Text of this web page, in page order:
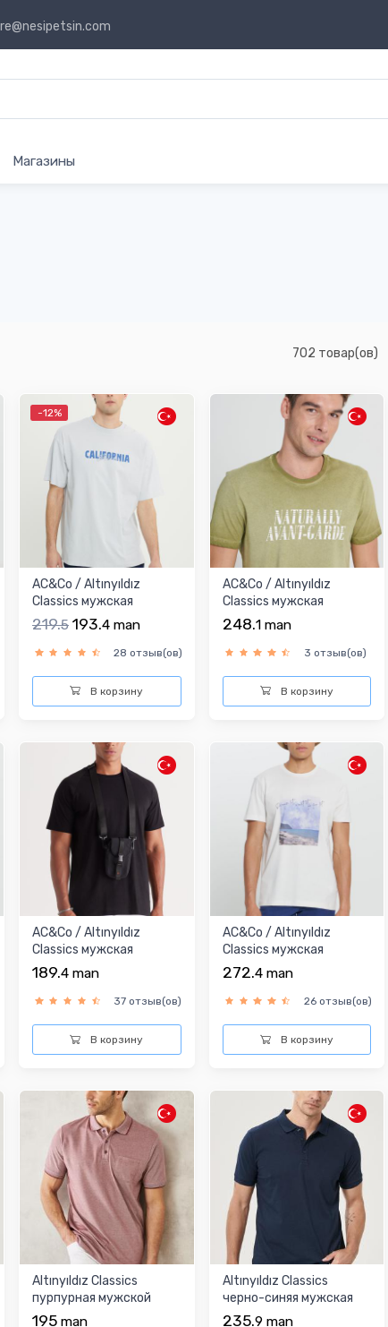
Магазины
702 товар(ов)
-12%
AC&Co / Altınyıldız
Classics мужская
футболка
219.5 193.4 man
28 отзыв(ов)
В корзину
AC&Co / Altınyıldız
Classics мужская
футболка
248.1 man
3 отзыв(ов)
В корзину
AC&Co / Altınyıldız
Classics мужская
футболка
189.4 man
37 отзыв(ов)
В корзину
AC&Co / Altınyıldız
Classics мужская
футболка
272.4 man
26 отзыв(ов)
В корзину
Altınyıldız Classics
пурпурная мужской
футболка
195 man
Altınyıldız Classics
черно-синяя мужская
футболка
235.9 man